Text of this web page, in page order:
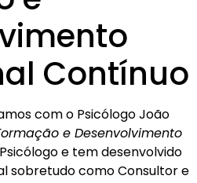
Contínuo
com o Psicólogo João
e Desenvolvimento
Psicólogo e tem desenvolvido
sobretudo como Consultor e